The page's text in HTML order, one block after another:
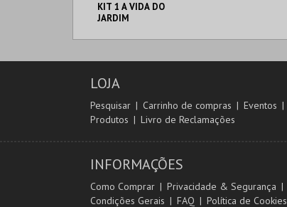
KIT 1 A VIDA DO
JARDIM
BIODIVERSIDADE
COMPRAR
LOJA
Pesquisar Carrinho de compras Eventos
Produtos
Livro de Reclamações
INFORMAÇÕES
Como Comprar
Privacidade & Segurança
Condições Gerais
FAQ Política de Cookies